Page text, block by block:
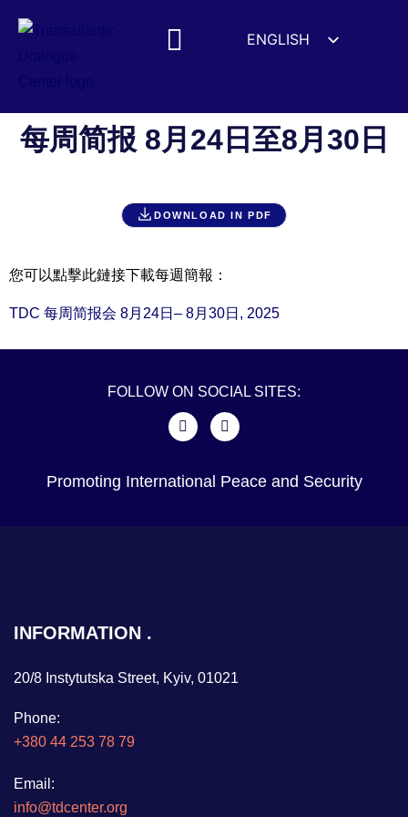
ENGLISH
FRANÇAIS
УКРАЇНСЬКА
हिन्दी
每周简报 8月24日至8月30日
DOWNLOAD IN PDF
您可以點擊此鏈接下載每週簡報：
TDC 每周简报会 8月24日– 8月30日, 2025
FOLLOW ON SOCIAL SITES:
Promoting International Peace and Security
INFORMATION
20/8 Instytutska Street, Kyiv, 01021
Phone:
+380 44 253 78 79
Email:
info@tdcenter.org